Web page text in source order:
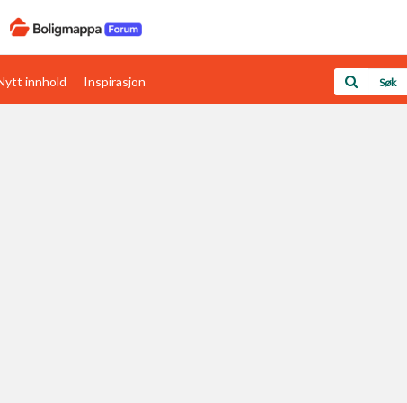
Boligens papirer
innhold Inspirasjon